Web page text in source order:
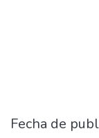
Fecha de